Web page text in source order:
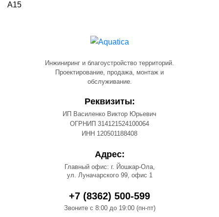
А15
Инжиниринг и благоустройство территорий.
Проектирование, продажа, монтаж и
обслуживание.
Реквизиты:
ИП Василенко Виктор Юрьевич
ОГРНИП 314121524100064
ИНН 120501188408
Адрес:
Главный офис: г. Йошкар-Ола,
ул. Луначарского 99, офис 1
+7 (8362) 500-599
Звоните с 8:00 до 19:00 (пн-пт)